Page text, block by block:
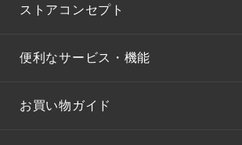
ストアコンセプト
便利なサービス・機能
お買い物ガイド